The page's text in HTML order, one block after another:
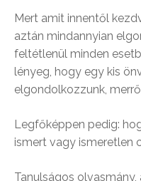
Mert amit innentől
aztán mindannyian
feltétlenül minden
lényeg, hogy egy kis
elgondolkozzunk,
Legfőképpen pedig:
ismert vagy ismeretlen
Tanulságos